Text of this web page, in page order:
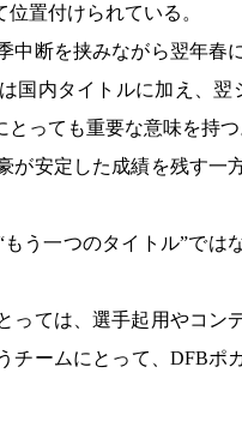
置付けられている。
断を挟みながら翌年春
国内タイトルに加え、
っても重要な意味を持つ
が安定した成績を残す一
う一つのタイトル”では
っては、選手起用やコン
ームにとって、DFBポ